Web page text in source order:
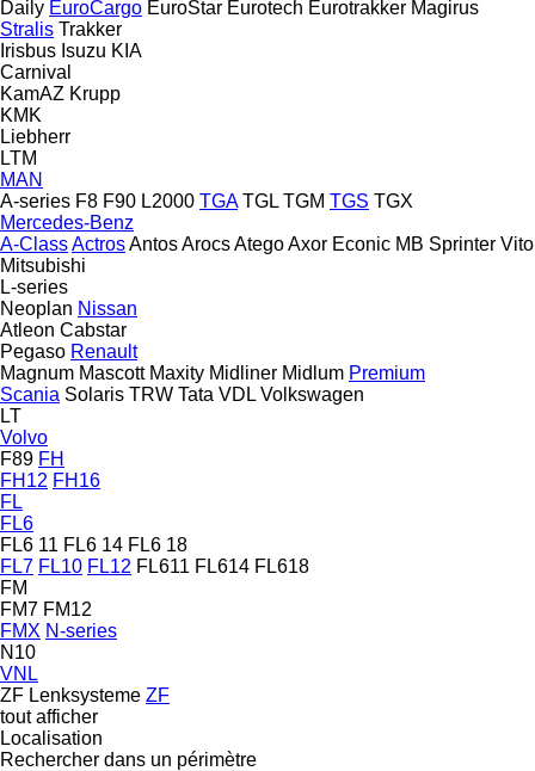
Daily EuroCargo EuroStar Eurotech Eurotrakker Magirus
Stralis Trakker
Irisbus Isuzu KIA
Carnival
KamAZ Krupp
KMK
Liebherr
LTM
MAN
A-series F8 F90 L2000 TGA TGL TGM TGS TGX
Mercedes-Benz
A-ClassActrosAntosArocsAtegoAxor Econic MB Sprinter Vito
Mitsubishi
L-series
Neoplan Nissan
Atleon Cabstar
Pegaso Renault
Magnum Mascott Maxity Midliner Midlum Premium
Scania Solaris TRW Tata VDL Volkswagen
LT
Volvo
F89 FH
FH12 FH16
FL
FL6
FL6 11 FL6 14 FL6 18
FL7 FL10 FL12 FL611 FL614 FL618
FM
FM7 FM12
FMX N-series
N10
VNL
ZF Lenksysteme ZF
tout afficher
Localisation
Rechercher dans un périmètre